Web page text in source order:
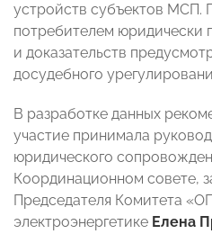
устройств субъектов МСП.
потребителем юридически
и доказательств
досудебного
В разработке данных
участие принимала
юридического
Координационном совете,
Председателя Комитета
электроэнергетике Елена